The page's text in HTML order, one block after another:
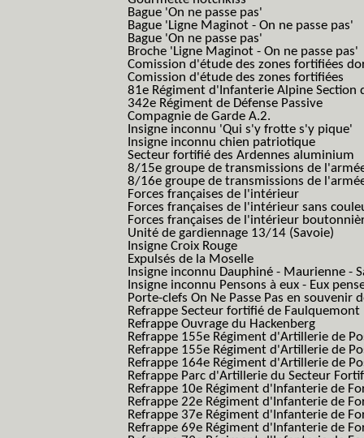
Bague 'On ne passe pas'
Bague 'Ligne Maginot - On ne passe pas'
Bague 'On ne passe pas'
Broche 'Ligne Maginot - On ne passe pas'
Comission d'étude des zones fortifiées
Comission d'étude des zones fortifiées
81e Régiment d'Infanterie Alpine Section
342e Régiment de Défense Passive
Compagnie de Garde A.2.
Insigne inconnu 'Qui s'y frotte s'y pique'
Insigne inconnu chien patriotique
Secteur fortifié des Ardennes aluminium
8/15e groupe de transmissions de
8/16e groupe de transmissions de
Forces françaises de l'intérieur
Forces françaises de l'intérieur sans
Forces françaises de l'intérieur
Unité de gardiennage 13/14 (Savoie)
Insigne Croix Rouge
Expulsés de la Moselle
Insigne inconnu Dauphiné - Maurienne -
Insigne inconnu Pensons à eux - Eux
Porte-clefs On Ne Passe Pas en souvenir
Refrappe Secteur fortifié de Faulquemont
Refrappe Ouvrage du Hackenberg
Refrappe 155e Régiment d'Artillerie de
Refrappe 155e Régiment d'Artillerie de
Refrappe 164e Régiment d'Artillerie de
Refrappe Parc d'Artillerie du Secteur
Refrappe 10e Régiment d'Infanterie de
Refrappe 22e Régiment d'Infanterie de
Refrappe 37e Régiment d'Infanterie de
Refrappe 69e Régiment d'Infanterie de